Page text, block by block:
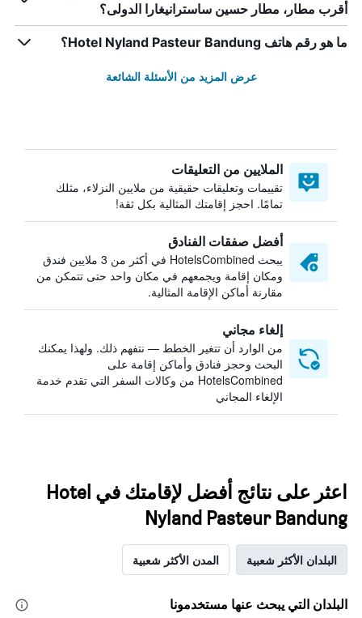
أقرب مطار، مطار حسين ساسترانيغارا الدولى؟
ما هو رقم هاتف Hotel Nyland Pasteur Bandung؟
عرض المزيد من الأسئلة الشائعة
الملايين من التعليقات
تقييمات وتعليقات حقيقية من ملايين النزلاء، مثلك
تمامًا. احجز إقامتك المثالية بكل ثقة!
أفضل صفقات الفنادق
يبحث HotelsCombined في أكثر من 3 ملايين فندق
ومكان إقامة ويجمعهم في مكان واحد حتى تتمكن من
مقارنة أماكن الإقامة المثالية.
إلغاء مجاني
من الوارد أن تتغير الخطط — نتفهم ذلك. ولهذا يمكنك
البحث وحجز فنادق وأماكن إقامة على
HotelsCombined من وكالات السفر التي تقدم خدمة
الإلغاء المجاني
اعثر على نتائج أفضل لإقامتك في Hotel
Nyland Pasteur Bandung
البلدان الأكثر شعبية المدن الأكثر شعبية
البلدان التي يبحث عنها مستخدمونا